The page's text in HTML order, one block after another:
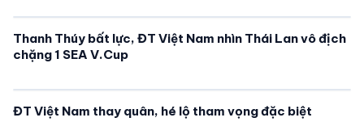
Thanh Thúy bất lực, ĐT Việt Nam nhìn Thái Lan vô địch
chặng 1 SEA V.Cup
ĐT Việt Nam thay quân, hé lộ tham vọng đặc biệt